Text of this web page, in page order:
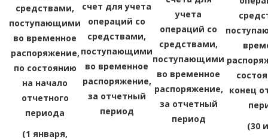
средствами,
поступающими
во временное
распоряжение,
по состоянию
на начало
отчетного
периода
(1 января,
счет для учета
операций со
средствами,
поступающими
во временное
распоряжение,
за отчетный
период
учета
операций со
средствами,
поступающими
во временное
распоряжение,
за отчетный
период
конец
(30